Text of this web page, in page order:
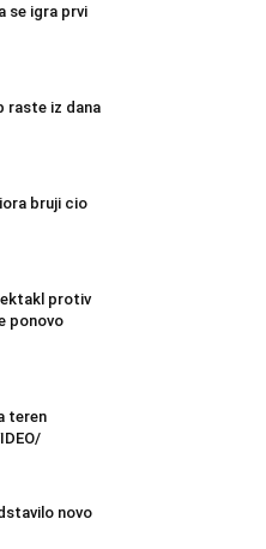
se igra prvi
raste iz dana
bruji cio
protiv
ponovo
teren
novo